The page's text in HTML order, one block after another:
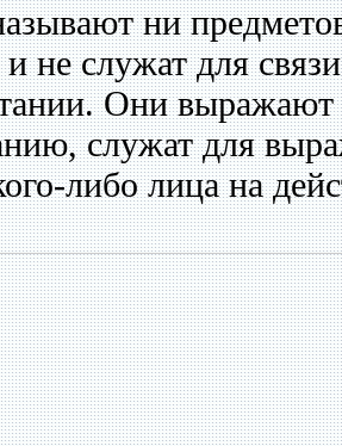
ни
и не служат для
Они
служат для
либо лица на